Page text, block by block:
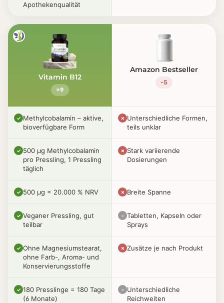
Apothekenqualität
Vitamin B12
+9
Amazon Bestseller
-5
✓ Methylcobalamin – aktive,
bioverfügbare Form
✗ Unterschiedliche Formen,
teils unklar
✓ 500 µg Methylcobalamin
pro Pressling, 1 Pressling
täglich
✗ Stark variierende
Dosierungen
✓ 500 µg = 20.000 % NRV ✗ Breite Spanne
✓ Veganer Pressling, gut
teilbar
– Tabletten, Kapseln oder
Sprays
✓ Ohne Magnesiumstearat,
ohne Farb-, Aroma- und
Konservierungsstoffe
✗ Zusätze je nach Produkt
✓ 180 Presslinge = 180 Tage
(6 Monate)
–
Unterschiedliche
Reichweiten